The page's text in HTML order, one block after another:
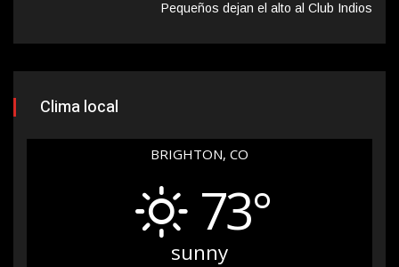
Pequeños dejan el alto al Club Indios
Clima local
BRIGHTON, CO
73°
sunny